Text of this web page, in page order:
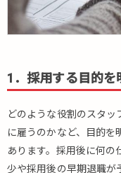
1．採用する目的を
どのような役割のスタ
に雇うのかなど、目的
あります。採用後に何の
少や採用後の早期退職が